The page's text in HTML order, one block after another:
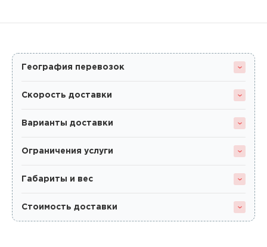
География перевозок
Скорость доставки
Варианты доставки
Ограничения услуги
Габариты и вес
Стоимость доставки